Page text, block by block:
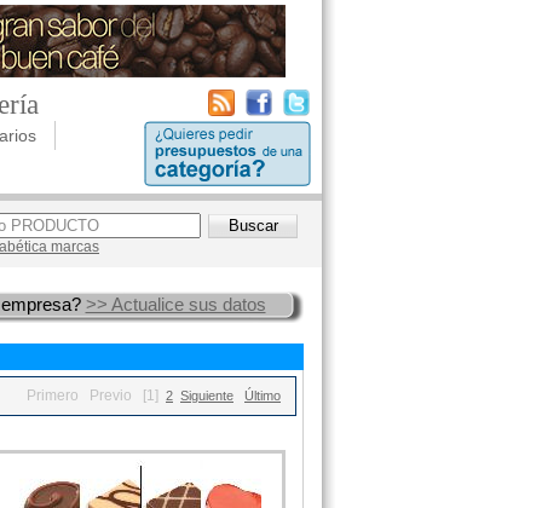
marcas
>> Actualice sus datos
Primero Previo [1] 2 Siguiente Último